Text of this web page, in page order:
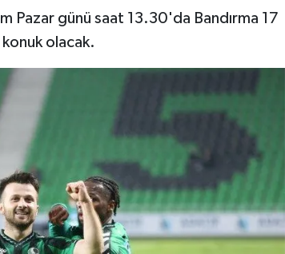
Pazar günü saat 13.30'da Bandırma 17
olacak.